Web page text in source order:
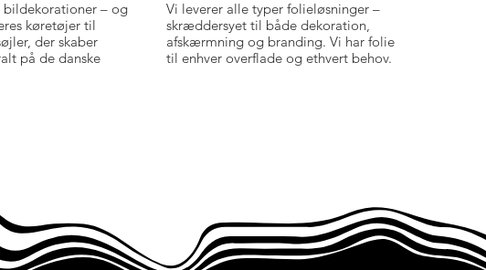
bildekorationer – og
køretøjer til
der skaber
på de danske
Vi leverer alle typer folieløsninger –
skræddersyet til både dekoration,
afskærmning og branding. Vi har folie
til enhver overflade og ethvert behov.